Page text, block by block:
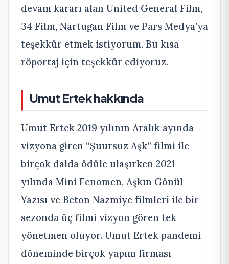
devam kararı alan United General Film,
34 Film, Nartugan Film ve Pars Medya’ya
teşekkür etmek istiyorum. Bu kısa
röportaj için teşekkür ediyoruz.
Umut Ertek hakkında
Umut Ertek 2019 yılının Aralık ayında
vizyona giren “Şuursuz Aşk” filmi ile
birçok dalda ödüle ulaşırken 2021
yılında Mini Fenomen, Aşkın Gönül
Yazısı ve Beton Nazmiye filmleri ile bir
sezonda üç filmi vizyon gören tek
yönetmen oluyor. Umut Ertek pandemi
döneminde birçok yapım firması